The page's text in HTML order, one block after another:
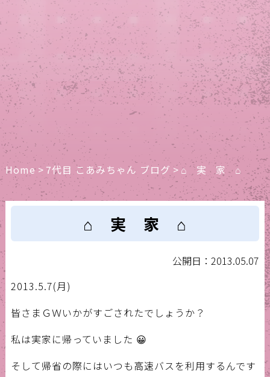
Home> 7代目 こあみちゃん ブログ > ⌂ 実 家 ⌂
⌂ 実 家 ⌂
公開日：2013.05.07
2013.5.7(月)
皆さまＧＷいかがすごされたでしょうか？
私は実家に帰っていました 😀
そして帰省の際にはいつも高速バスを利用するんです